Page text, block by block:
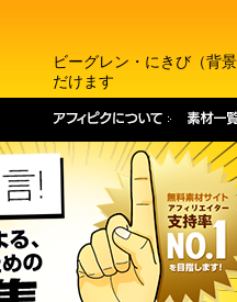
ビーグレン・にきび（背
だけます